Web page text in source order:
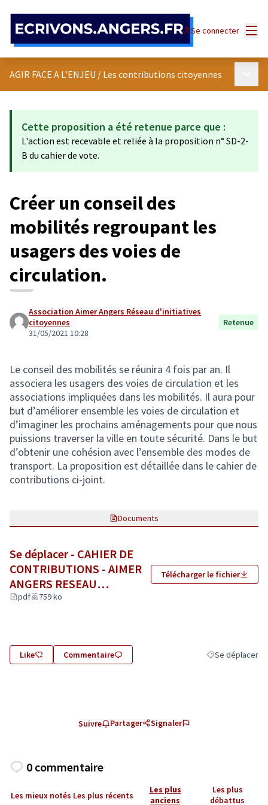
Se connecter
AGIR FACE A L’ENJEU / Les contributions citoyennes
Cette proposition a été retenue parce que :
L'action est recevable et reliée à la proposition n° SD-2-
B du cahier de vote.
Créer un conseil des
mobilités regroupant les
usagers des voies de
circulation.
Association Aimer Angers Réseau d'initiatives
citoyennes
31/05/2021 10:28
Retenue
Le conseil des mobilités se réunira 4 fois par an. Il
associera les usagers des voies de circulation et les
associations impliquées dans les mobilités. Il aura pour
but d’améliorer ensemble les voies de circulation et
d’imaginer les prochains aménagements pour que nous
puissions traverser la ville en toute sécurité. Dans le but
d’obtenir une cohésion avec l’ensemble des modes de
transport. La proposition est détaillée dans le cahier de
contributions ci-joint.
Documents
Se déplacer - CAHIER DE
CONTRIBUTIONS - AIMER
ANGERS RESEAU
D’INITIATIVES
pdf 759 ko
Télécharger le fichier
Like Commentaire Filtrer les
Se déplacer
Suivre Partager Signaler
0 commentaire
Les mieux notés Les plus récents
Les plus
anciens
Les plus
débattus